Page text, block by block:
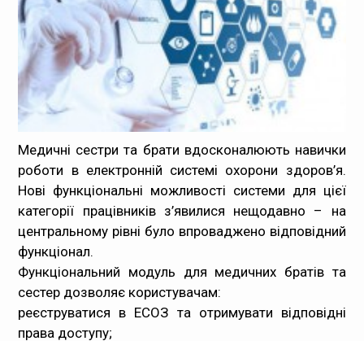
Медпрацівникам
Статистика
Документи
Карта сайта
Медичні сестри та брати вдосконалюють навички
роботи в електронній системі охорони здоров’я.
Нові функціональні можливості системи для цієї
категорії працівників з’явилися нещодавно – на
центральному рівні було впроваджено відповідний
функціонал.
Функціональний модуль для медичних братів та
сестер дозволяє користувачам:
реєструватися в ЕСОЗ та отримувати відповідні
права доступу;